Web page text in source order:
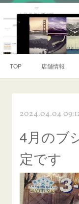
TOP 店舗情報
2024.04.04
4月のブ
定です